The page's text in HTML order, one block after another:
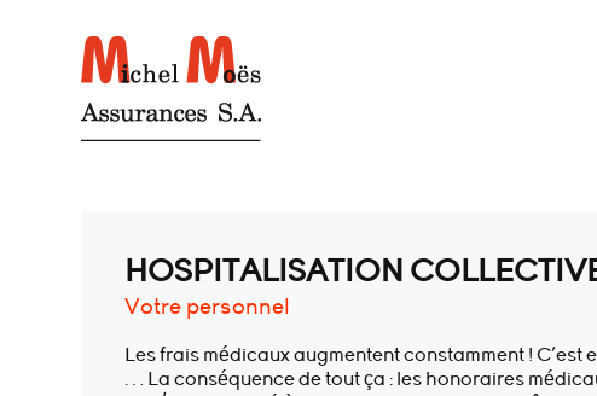
HOSPITALISATION
Votre personnel
Les frais médicaux augmentent constamment ! C’est
… La conséquence de tout ça : les honoraires